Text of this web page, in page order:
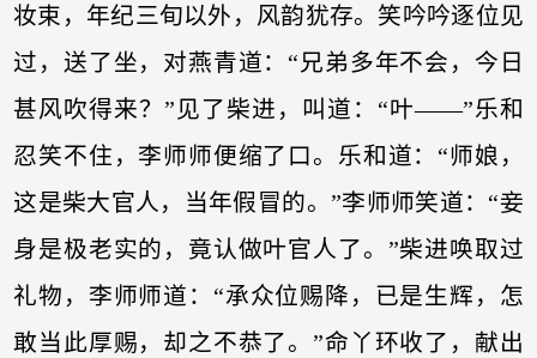
妆束，年纪三旬以外，风韵犹存。笑吟吟逐位见
过，送了坐，对燕青道：“兄弟多年不会，今日
甚风吹得来？”见了柴进，叫道：“叶——”乐和
忍笑不住，李师师便缩了口。乐和道：“师娘，
这是柴大官人，当年假冒的。”李师师笑道：“妾
身是极老实的，竟认做叶官人了。”柴进唤取过
礼物，李师师道：“承众位赐降，已是生辉，怎
敢当此厚赐，却之不恭了。”命丫环收了，献出